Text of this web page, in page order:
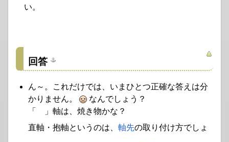
い。
回答
ん～。これだけでは、いまひとつ正確な答えは分
かりません。
なんでしょう？
「 」軸は、焼き物かな？
直軸・抱軸というのは、 軸先の取り付け方でしょ